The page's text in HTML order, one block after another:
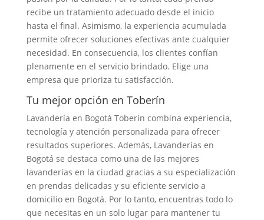
recibe un tratamiento adecuado desde el inicio
hasta el final. Asimismo, la experiencia acumulada
permite ofrecer soluciones efectivas ante cualquier
necesidad. En consecuencia, los clientes confían
plenamente en el servicio brindado. Elige una
empresa que prioriza tu satisfacción.
Tu mejor opción en Toberín
Lavandería en Bogotá Toberín combina experiencia,
tecnología y atención personalizada para ofrecer
resultados superiores. Además, Lavanderías en
Bogotá se destaca como una de las mejores
lavanderías en la ciudad gracias a su especialización
en prendas delicadas y su eficiente servicio a
domicilio en Bogotá. Por lo tanto, encuentras todo lo
que necesitas en un solo lugar para mantener tu